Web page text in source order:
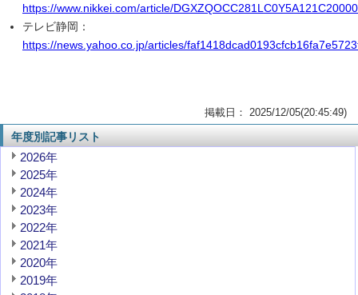
https://www.nikkei.com/article/
テレビ静岡：
https://news.yahoo.co.jp/articles/
掲載日： 2025/12/05(20:45:49)
年度別記事リスト
2026年
2025年
2024年
2023年
2022年
2021年
2020年
2019年